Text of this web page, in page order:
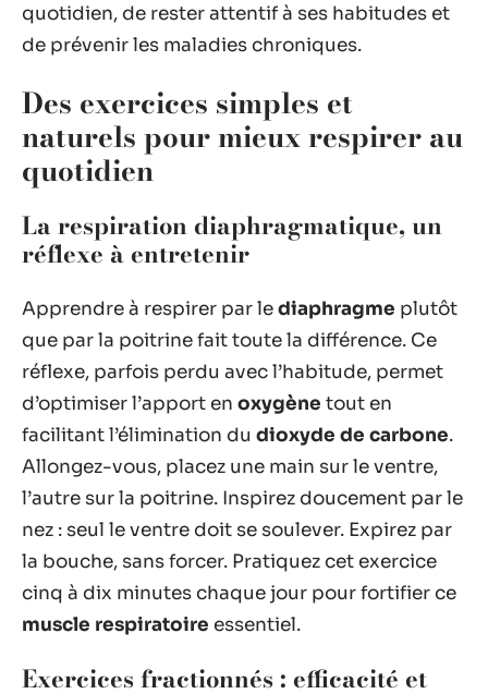
quotidien, de rester attentif à ses habitudes et
de prévenir les maladies chroniques.
Des exercices simples et
naturels pour mieux respirer au
quotidien
La respiration diaphragmatique, un
réflexe à entretenir
Apprendre à respirer par lediaphragme plutôt
que par la poitrine fait toute la différence. Ce
réflexe, parfois perdu avec l’habitude, permet
d’optimiser l’apport en oxygène tout en
facilitant l’élimination du dioxyde de carbone.
Allongez-vous, placez une main sur le ventre,
l’autre sur la poitrine. Inspirez doucement par le
nez : seul le ventre doit se soulever. Expirez par
la bouche, sans forcer. Pratiquez cet exercice
cinq à dix minutes chaque jour pour fortifier ce
muscle respiratoire essentiel.
Exercices fractionnés : efficacité et